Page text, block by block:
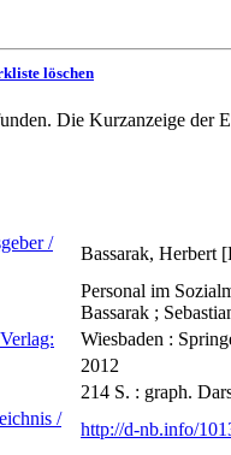
löschen
Die Kurzanzeige der
/
Bassarak, Herbert
Personal im
Bassarak ;
Wiesbaden :
2012
214 S. : graph.
/
http://d-nb.info/